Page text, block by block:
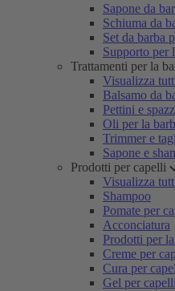
Sapone da
Schiuma da
Set da barba
Supporto per
Trattamenti per la
Visualizza
Balsamo da
Pettini e
Oli per la
Trimmer e
Sapone e
Prodotti per capelli
Visualizza
Shampoo
Pomate per
Acconciatura
Prodotti per
Creme per
Cura per
Gel per capelli